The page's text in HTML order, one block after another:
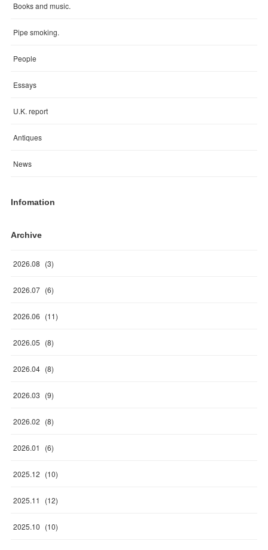
Books and music.
Pipe smoking.
People
Essays
U.K. report
Antiques
News
Infomation
Archive
2026.08 (3)
2026.07 (6)
2026.06 (11)
2026.05 (8)
2026.04 (8)
2026.03 (9)
2026.02 (8)
2026.01 (6)
2025.12 (10)
2025.11 (12)
2025.10 (10)